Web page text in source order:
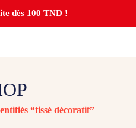
dès 100 TND !
“tissé décoratif”